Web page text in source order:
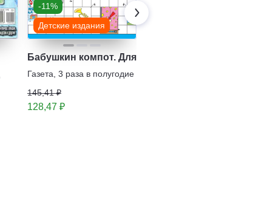
-11%
Детские издания
Бабушкин компот. Для внучат. Сканворды
Газета 3 раза в полугодие
145,41 ₽
128,47 ₽